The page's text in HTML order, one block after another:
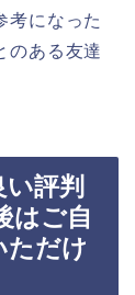
考になった
のある友達
評判
はご自
ただけ